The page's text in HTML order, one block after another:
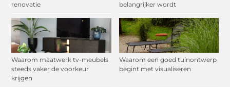
renovatie
belangrijker wordt
Waarom maatwerk tv-meubels
steeds vaker de voorkeur
krijgen
Waarom een goed tuinontwerp
begint met visualiseren